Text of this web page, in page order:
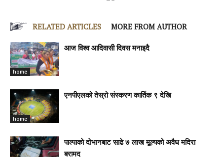
RELATED ARTICLES MORE FROM AUTHOR
home
आज विश्व आदिवासी दिवस मनाइदै
home
एनपीएलको तेस्रो संस्करण कार्तिक ९ देखि
पाल्पाकाे दाेभानबाट साढे ७ लाख मूल्यको अवैध मदिरा
बरामद